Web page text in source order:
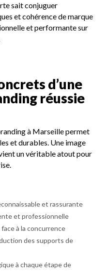
sait conjuguer
et cohérence de marque
et performante sur
ncrets d’une
nding réussie
à Marseille permet
et durables. Une image
un véritable atout pour
et rassurante
et professionnelle
à la concurrence
des supports de
à chaque étape de